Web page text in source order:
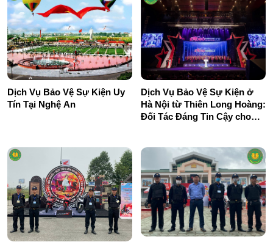
Dịch Vụ Bảo Vệ Sự Kiện Uy
Tín Tại Nghệ An
Dịch Vụ Bảo Vệ Sự Kiện ở
Hà Nội từ Thiên Long Hoàng:
Đối Tác Đáng Tin Cậy cho